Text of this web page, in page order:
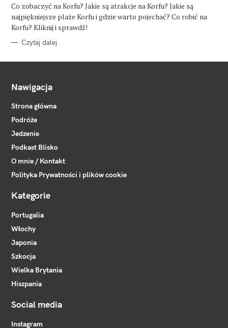
O
R
I
Co zobaczyć na Korfu? Jakie są atrakcje na Korfu? Jakie są
najpiękniejsze plaże Korfu i gdzie warto pojechać? Co robić na
Korfu? Kliknij i sprawdź!
Czytaj dalej
Nawigacja
Strona główna
Podróże
Jedzenie
Podkast Blisko
O mnie / Kontakt
Polityka Prywatności i plików cookie
Kategorie
Portugalia
Włochy
Japonia
Szkocja
Wielka Brytania
Hiszpania
Social media
Instagram